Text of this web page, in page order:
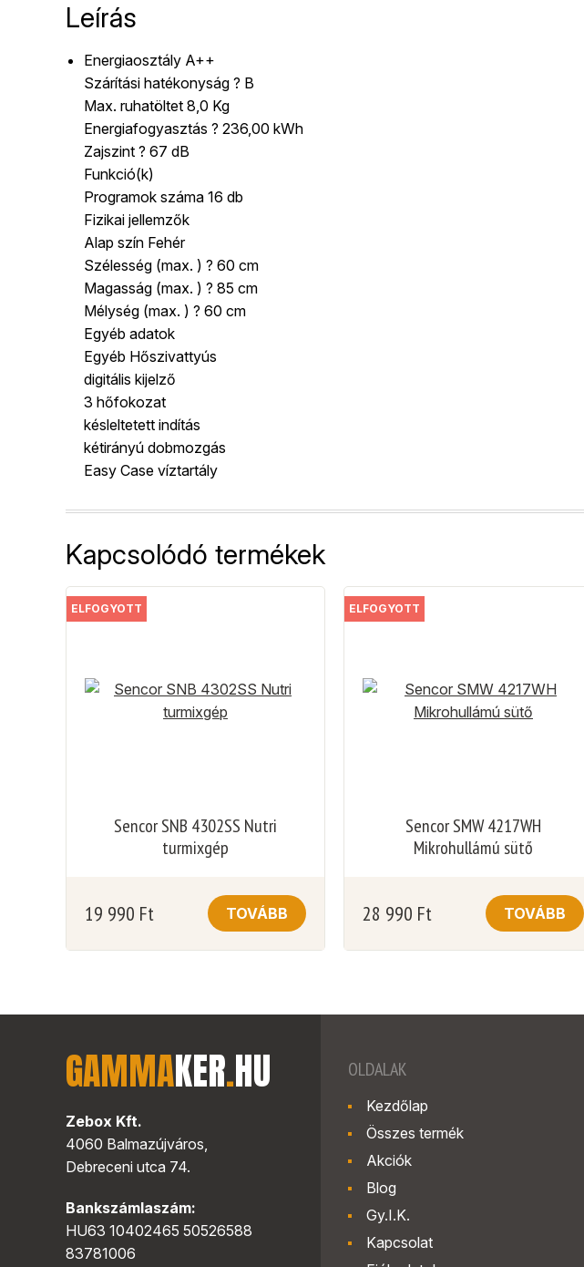
Leírás
Energiaosztály A++
Szárítási hatékonyság ? B
Max. ruhatöltet 8,0 Kg
Energiafogyasztás ? 236,00 kWh
Zajszint ? 67 dB
Funkció(k)
Programok száma 16 db
Fizikai jellemzők
Alap szín Fehér
Szélesség (max. ) ? 60 cm
Magasság (max. ) ? 85 cm
Mélység (max. ) ? 60 cm
Egyéb adatok
Egyéb Hőszivattyús
digitális kijelző
3 hőfokozat
késleltetett indítás
kétirányú dobmozgás
Easy Case víztartály
Kapcsolódó termékek
ELFOGYOTT
Sencor SNB 4302SS Nutri
turmixgép
19 990 Ft TOVÁBB
ELFOGYOTT
Sencor SMW 4217WH
Mikrohullámú sütő
28 990 Ft TOVÁBB
GAMMAKER.HU
Zebox Kft.
4060 Balmazújváros,
Debreceni utca 74.
Bankszámlaszám:
HU63 10402465 50526588
83781006
OLDALAK
Kezdőlap
Összes termék
Akciók
Blog
Gy.I.K.
Kapcsolat